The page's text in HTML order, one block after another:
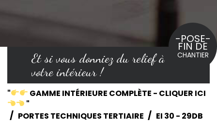
Et si vous donniez du relief à
votre intérieur !
-POSE-
FIN DE
CHANTIER
"
GAMME INTÉRIEURE COMPLÈTE - CLIQUER ICI
"
PORTES TECHNIQUES TERTIAIRE
EI 30 - 29DB